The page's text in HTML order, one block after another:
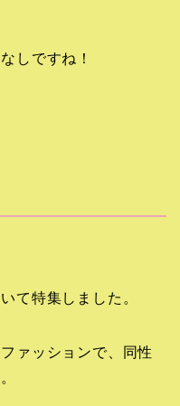
しですね！
て特集しました。
ァッションで、同性